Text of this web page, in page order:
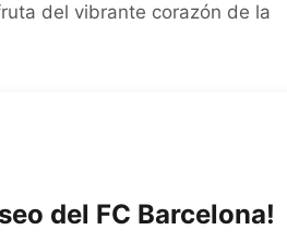
del vibrante corazón de la
del FC Barcelona!